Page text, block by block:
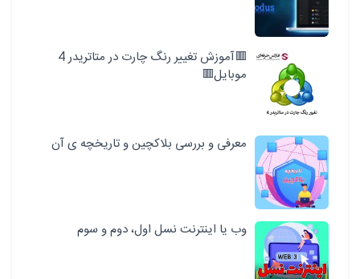
🟥آموزش تغییر رنگ چارت در متاتریدر 4
موبایل🟥
معرفی و بررسی بلاکچین و تاریخچه ی آن
وب یا اینترنت نسل اول، دوم و سوم